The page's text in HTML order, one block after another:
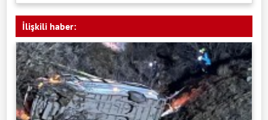
İlişkili haber: